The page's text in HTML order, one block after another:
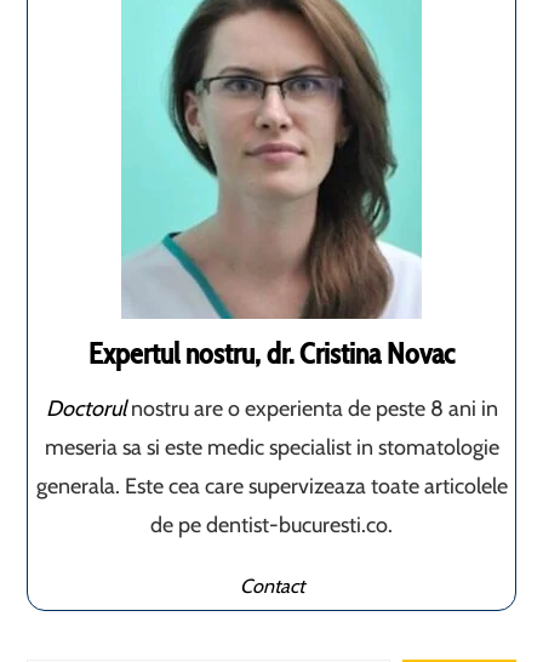
Expertul nostru, dr. Cristina Novac
Doctorulnostru are o experienta de peste 8 ani in
meseria sa si este medic specialist in stomatologie
generala. Este cea care supervizeaza toate articolele
de pe dentist-bucuresti.co.
Contact